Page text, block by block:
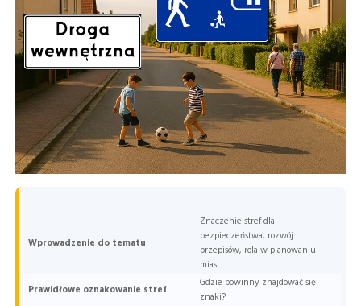
Wprowadzenie do tematu
Znaczenie stref dla
bezpieczeństwa, rozwój
przepisów, rola w planowaniu
miast
Prawidłowe oznakowanie stref
Gdzie powinny znajdować się
znaki?